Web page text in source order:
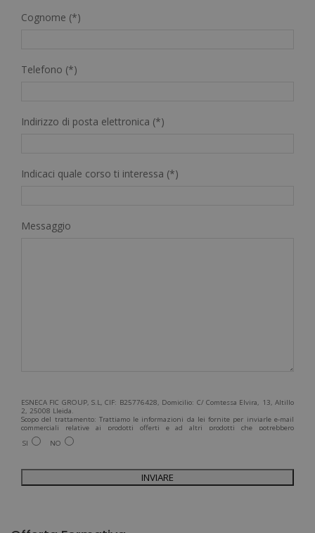
Cognome (*)
Telefono (*)
Indirizzo di posta elettronica (*)
Indicaci quale corso ti interessa (*)
Messaggio
ESNECA FIC GROUP, S.L, CIF: B25776428, Domicilio: C/ Comtessa Elvira, 13, Altillo
2, 25008 Lleida.
Scopo del trattamento: Trattiamo le informazioni da lei fornite per inviarle e-mail
commerciali relative ai prodotti offerti e ad altri prodotti che potrebbero
interessarla. Legittimazione del trattamento: Consenso dell'interessato. Diritti:
Può esercitare i suoi diritti identificandosi sufficientemente e contattandoci
ricevere informazioni commerciali (per telefono e/o via e-mail):
SI NO
l